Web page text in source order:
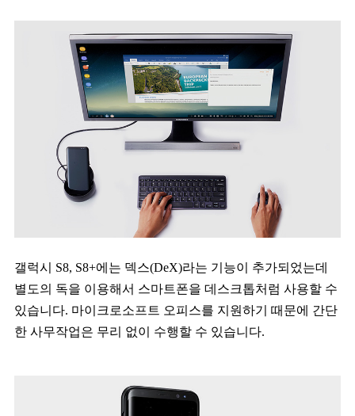
갤럭시 S8, S8+에는 덱스(DeX)라는 기능이 추가되었는데
별도의 독을 이용해서 스마트폰을 데스크톱처럼 사용할 수
있습니다. 마이크로소프트 오피스를 지원하기 때문에 간단
한 사무작업은 무리 없이 수행할 수 있습니다.